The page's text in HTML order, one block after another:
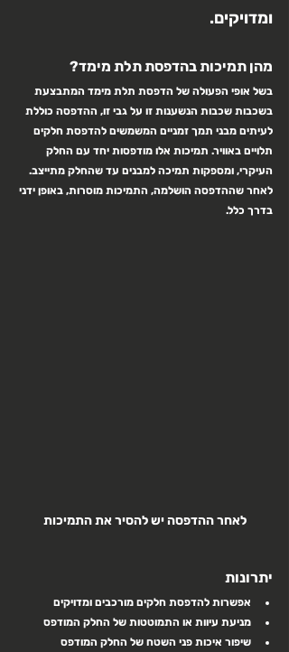
ומדויקים.
מהן תמיכות בהדפסת תלת מימד?
בשל אופי הפעולה של הדפסת תלת מימד המתבצעת
בשכבות שכבות הנשענות זו על גבי זו, ההדפסה כוללת
לעיתים מבני תמך זמניים המשמשים להדפסת חלקים
תלויים באוויר. תמיכות אלו מודפסות יחד עם החלק
העיקרי, ומספקות תמיכה למבנים עד שהחלק מתייצב.
לאחר שההדפסה הושלמה, התמיכות מוסרות, באופן ידני
בדרך כלל.
לאחר ההדפסה יש להסיר את התמיכות
יתרונות
אפשרות להדפסת חלקים מורכבים ומדויקים
מניעת עיוות או התמוטטות של החלק המודפס
שיפור איכות פני השטח של החלק המודפס